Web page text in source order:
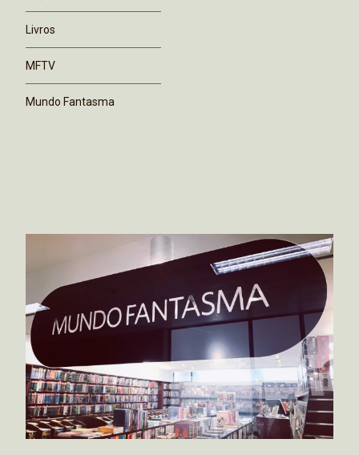
Livros
MFTV
Mundo Fantasma